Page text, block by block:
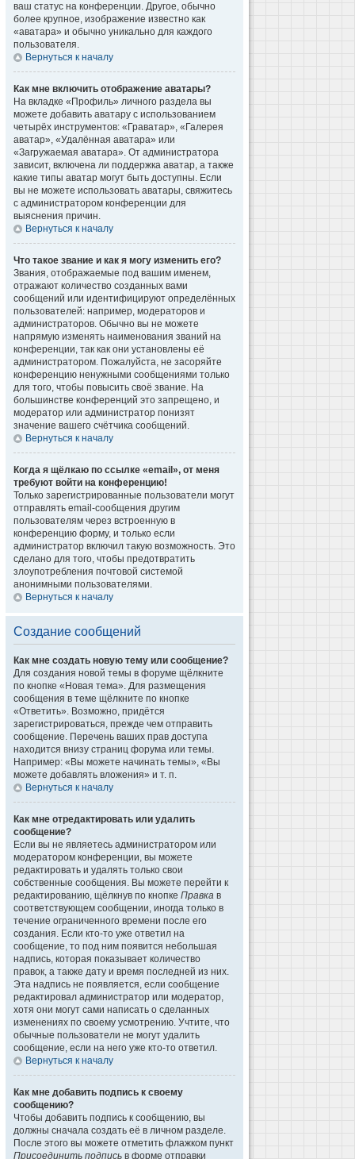
ваш статус на конференции. Другое, обычно
более крупное, изображение известно как
«аватара» и обычно уникально для каждого
пользователя.
Вернуться к началу
Как мне включить отображение аватары?
На вкладке «Профиль» личного раздела вы
можете добавить аватару с использованием
четырёх инструментов: «Граватар», «Галерея
аватар», «Удалённая аватара» или
«Загружаемая аватара». От администратора
зависит, включена ли поддержка аватар, а также
какие типы аватар могут быть доступны. Если
вы не можете использовать аватары, свяжитесь
с администратором конференции для
выяснения причин.
Вернуться к началу
Что такое звание и как я могу изменить его?
Звания, отображаемые под вашим именем,
отражают количество созданных вами
сообщений или идентифицируют определённых
пользователей: например, модераторов и
администраторов. Обычно вы не можете
напрямую изменять наименования званий на
конференции, так как они установлены её
администратором. Пожалуйста, не засоряйте
конференцию ненужными сообщениями только
для того, чтобы повысить своё звание. На
большинстве конференций это запрещено, и
модератор или администратор понизят
значение вашего счётчика сообщений.
Вернуться к началу
Когда я щёлкаю по ссылке «email», от меня
требуют войти на конференцию!
Только зарегистрированные пользователи могут
отправлять email-сообщения другим
пользователям через встроенную в
конференцию форму, и только если
администратор включил такую возможность. Это
сделано для того, чтобы предотвратить
злоупотребления почтовой системой
анонимными пользователями.
Вернуться к началу
Создание сообщений
Как мне создать новую тему или сообщение?
Для создания новой темы в форуме щёлкните
по кнопке «Новая тема». Для размещения
сообщения в теме щёлкните по кнопке
«Ответить». Возможно, придётся
зарегистрироваться, прежде чем отправить
сообщение. Перечень ваших прав доступа
находится внизу страниц форума или темы.
Например: «Вы можете начинать темы», «Вы
можете добавлять вложения» и т. п.
Вернуться к началу
Как мне отредактировать или удалить
сообщение?
Если вы не являетесь администратором или
модератором конференции, вы можете
редактировать и удалять только свои
собственные сообщения. Вы можете перейти к
редактированию, щёлкнув по кнопке Правка в
соответствующем сообщении, иногда только в
течение ограниченного времени после его
создания. Если кто-то уже ответил на
сообщение, то под ним появится небольшая
надпись, которая показывает количество
правок, а также дату и время последней из них.
Эта надпись не появляется, если сообщение
редактировал администратор или модератор,
хотя они могут сами написать о сделанных
изменениях по своему усмотрению. Учтите, что
обычные пользователи не могут удалить
сообщение, если на него уже кто-то ответил.
Вернуться к началу
Как мне добавить подпись к своему
сообщению?
Чтобы добавить подпись к сообщению, вы
должны сначала создать её в личном разделе.
После этого вы можете отметить флажком пункт
Присоединить подпись в форме отправки